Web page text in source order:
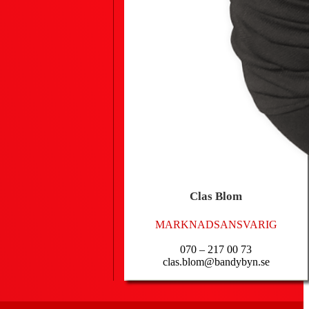
Clas Blom
MARKNADSANSVARIG
070 – 217 00 73
clas.blom@bandybyn.se